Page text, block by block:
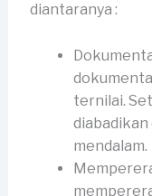
diantaranya :
ternilai.
diabadikan
mendalam.